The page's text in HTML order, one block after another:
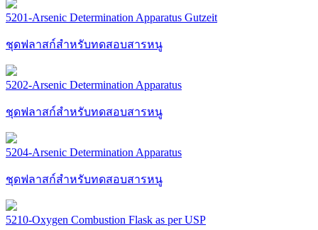
5201-Arsenic Determination Apparatus Gutzeit
ชุดฟลาสก์สำหรับทดสอบสารหนู
5202-Arsenic Determination Apparatus
ชุดฟลาสก์สำหรับทดสอบสารหนู
5204-Arsenic Determination Apparatus
ชุดฟลาสก์สำหรับทดสอบสารหนู
5210-Oxygen Combustion Flask as per USP